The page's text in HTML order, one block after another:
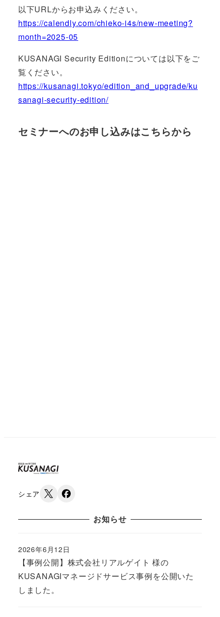
以下URLからお申込みください。
https://calendly.com/chieko-i4s/new-meeting?
month=2025-05
KUSANAGI Security Editionについては以下をご
覧ください。
https://kusanagi.tokyo/edition_and_upgrade/ku
sanagi-security-edition/
セミナーへのお申し込みはこちらから
シェア
お知らせ
【事例公開】株式会社リアルゲイト 様の
KUSANAGIマネージドサービス事例を公開いた
しました。
Published
2026年6月12日